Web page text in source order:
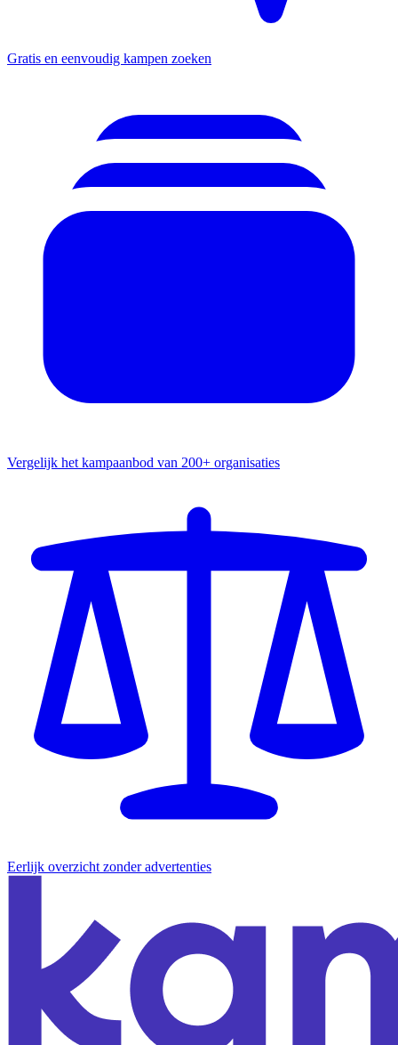
Gratis en eenvoudig kampen zoeken
Vergelijk het kampaanbod van 200+ organisaties
Eerlijk overzicht zonder advertenties